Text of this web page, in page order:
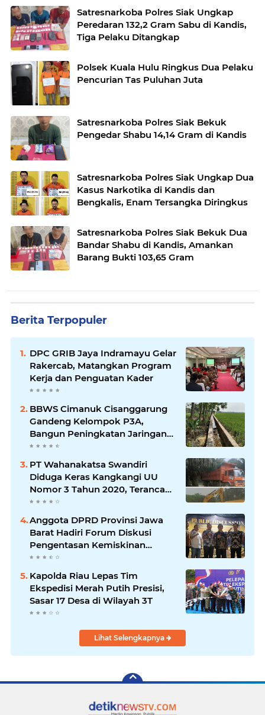
Satresnarkoba Polres Siak Ungkap
Peredaran 132,2 Gram Sabu di Kandis,
Tiga Pelaku Ditangkap
Polsek Kuala Hulu Ringkus Dua Pelaku
Pencurian Tas Puluhan Juta
Satresnarkoba Polres Siak Bekuk
Pengedar Shabu 14,14 Gram di Kandis
Satresnarkoba Polres Siak Ungkap Dua
Kasus Narkotika di Kandis dan
Bengkalis, Enam Tersangka Diringkus
Satresnarkoba Polres Siak Bekuk Dua
Bandar Shabu di Kandis, Amankan
Barang Bukti 103,65 Gram
Berita Terpopuler
DPC GRIB Jaya Indramayu Gelar
Rakercab, Matangkan Program
Kerja dan Penguatan Kader
BBWS Cimanuk Cisanggarung
Gandeng Kelompok P3A,
Bangun Peningkatan Jaringan
Irigasi untuk Dukung
Ketahanan Pangan
PT Wahanakatsa Swandiri
Diduga Keras Kangkangi UU
Nomor 3 Tahun 2020, Terancam
Pidana Dan Denda
Anggota DPRD Provinsi Jawa
Barat Hadiri Forum Diskusi
Pengentasan Kemiskinan
Bersama LPK Trisakti
Kapolda Riau Lepas Tim
Ekspedisi Merah Putih Presisi,
Sasar 17 Desa di Wilayah 3T
Lihat Selengkapnya